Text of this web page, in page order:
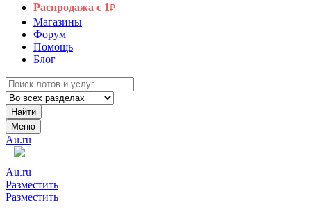
Распродажа с 1₽
Магазины
Форум
Помощь
Блог
Найти
Меню
Au.ru
Au.ru
Разместить
Разместить